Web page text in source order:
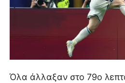
Όλα άλλαξαν στο 79ο